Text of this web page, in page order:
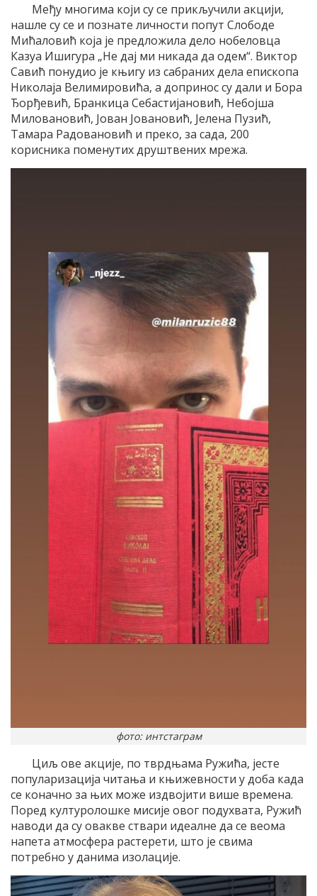
Међу многима који су се прикључили акцији,
нашле су се и познате личности попут Слободе
Мићаловић која је предложила дело нобеловца
Казуа Ишигура „Не дај ми никада да одем“. Виктор
Савић понудио је књигу из сабраних дела епископа
Николаја Велимировића, а допринос су дали и Бора
Ђорђевић, Бранкица Себастијановић, Небојша
Миловановић, Јован Јовановић, Јелена Пузић,
Тамара Радовановић и преко, за сада, 200
корисника поменутих друштвених мрежа.
фото: интстаграм
Циљ ове акције, по тврдњама Ружића, јесте
популаризација читања и књижевности у доба када
се коначно за њих може издвојити више времена.
Поред културолошке мисије овог подухвата, Ружић
наводи да су овакве ствари идеалне да се веома
напета атмосфера растерети, што је свима
потребно у данима изолације.